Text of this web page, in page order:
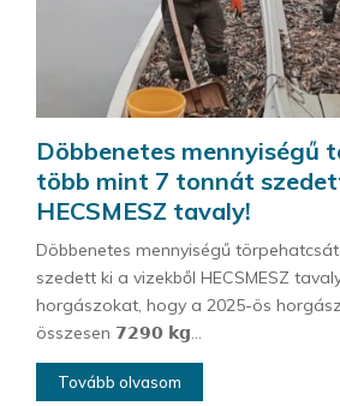
Döbbenetes mennyiségű
több mint 7 tonnát
HECSMESZ tavaly!
Döbbenetes mennyiségű
szedett ki a vizekből HECSMESZ
horgászokat, hogy a 2025-ös
összesen 𝟳𝟮𝟵𝟬 𝗸𝗴...
Tovább olvasom